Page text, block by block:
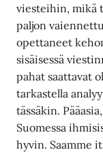
viesteihin, mikä
paljon
opettaneet
sisäisessä
pahat saattavat
tarkastella
tässäkin.
Suomessa
hyvin. Saamme